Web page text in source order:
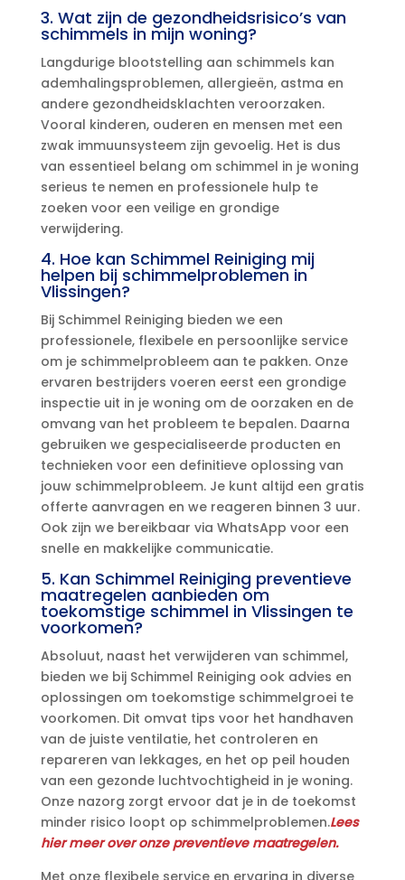
3.​ Wat zijn de gezondheidsrisico’s van
schimmels in mijn woning?
Langdurige blootstelling aan schimmels kan
ademhalingsproblemen, allergieën, astma en
andere gezondheidsklachten veroorzaken.​
Vooral kinderen, ouderen en mensen met een
zwak immuunsysteem zijn gevoelig.​ Het is dus
van essentieel belang om schimmel in je woning
serieus te nemen en professionele hulp te
zoeken voor een veilige en grondige
verwijdering.​
4.​ Hoe kan Schimmel Reiniging mij
helpen bij schimmelproblemen in
Vlissingen?
Bij Schimmel Reiniging bieden we een
professionele, flexibele en persoonlijke service
om je schimmelprobleem aan te pakken.​ Onze
ervaren bestrijders voeren eerst een grondige
inspectie uit in je woning om de oorzaken en de
omvang van het probleem te bepalen.​ Daarna
gebruiken we gespecialiseerde producten en
technieken voor een definitieve oplossing van
jouw schimmelprobleem.​ Je kunt altijd een gratis
offerte aanvragen en we reageren binnen 3 uur.​
Ook zijn we bereikbaar via WhatsApp voor een
snelle en makkelijke communicatie.​
5.​ Kan Schimmel Reiniging preventieve
maatregelen aanbieden om
toekomstige schimmel in Vlissingen te
voorkomen?
Absoluut, naast het verwijderen van schimmel,
bieden we bij Schimmel Reiniging ook advies en
oplossingen om toekomstige schimmelgroei te
voorkomen.​ Dit omvat tips voor het handhaven
van de juiste ventilatie, het controleren en
repareren van lekkages, en het op peil houden
van een gezonde luchtvochtigheid in je woning.​
Onze nazorg zorgt ervoor dat je in de toekomst
minder risico loopt op schimmelproblemen.​Lees
hier meer over onze preventieve maatregelen.​